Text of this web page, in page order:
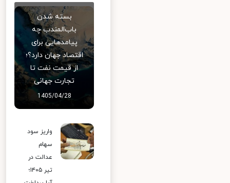
بسته شدن
باب‌المندب چه
پیامدهایی برای
اقتصاد جهان دارد؟؛
از قیمت نفت تا
تجارت جهانی
1405/04/28
واریز سود
سهام
عدالت در
تیر ۱۴۰۵؛